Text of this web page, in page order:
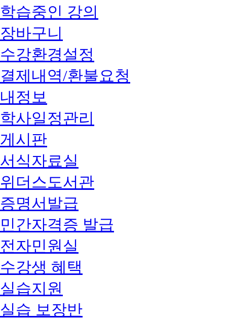
학습중인 강의
장바구니
수강환경설정
결제내역/환불요청
내정보
학사일정관리
게시판
서식자료실
위더스도서관
증명서발급
민간자격증 발급
전자민원실
수강생 혜택
실습지원
실습 보장반